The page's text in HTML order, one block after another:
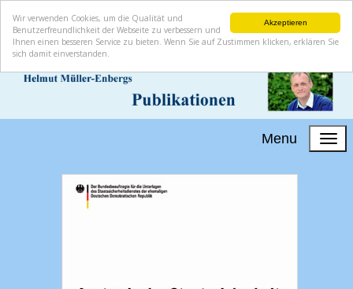
Akzeptieren
Wir verwenden Cookies, um die Qualität und
Benutzerfreundlichkeit der Webseite zu verbessern und
Ihnen einen besseren Service zu bieten. Wenn Sie auf Zustimmen klicken, erklären Sie
sich damit einverstanden.
Menu